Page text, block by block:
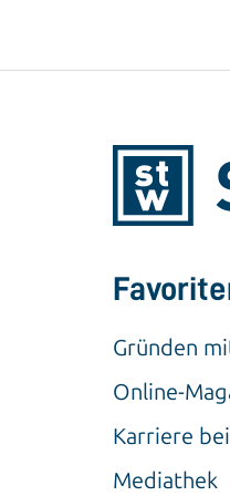
Gründen
Online-
Karriere
Mediathek